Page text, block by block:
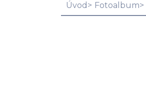
Úvod Fotoalbum